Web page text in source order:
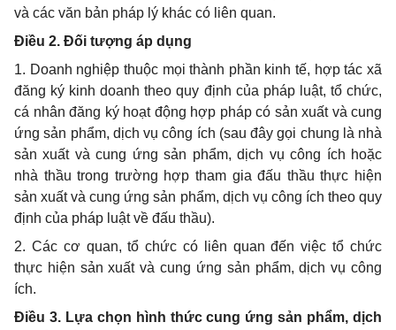
và các văn bản pháp lý khác có liên quan.
Điều 2. Đối tượng áp dụng
1. Doanh nghiệp thuộc mọi thành phần kinh tế, hợp tác xã
đăng ký kinh doanh theo quy định của pháp luật, tổ chức,
cá nhân đăng ký hoạt động hợp pháp có sản xuất và cung
ứng sản phẩm, dịch vụ công ích (sau đây gọi chung là nhà
sản xuất và cung ứng sản phẩm, dịch vụ công ích hoặc
nhà thầu trong trường hợp tham gia đấu thầu thực hiện
sản xuất và cung ứng sản phẩm, dịch vụ công ích theo quy
định của pháp luật về đấu thầu).
2. Các cơ quan, tổ chức có liên quan đến việc tổ chức
thực hiện sản xuất và cung ứng sản phẩm, dịch vụ công
ích.
Điều 3. Lựa chọn hình thức cung ứng sản phẩm, dịch